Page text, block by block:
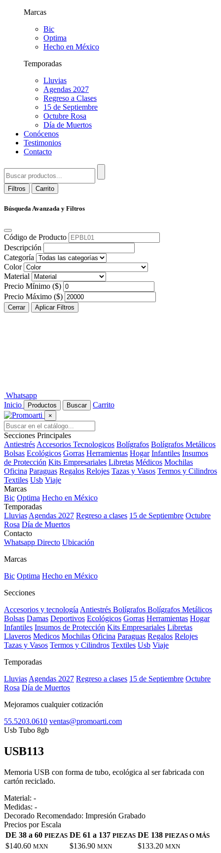
Marcas
Bic
Optima
Hecho en México
Temporadas
Lluvias
Agendas 2027
Regreso a Clases
15 de Septiembre
Octubre Rosa
Día de Muertos
Conócenos
Testimonios
Contacto
Filtros Carrito
Búsqueda Avanzada y Filtros
Código de Producto
Descripción
Categoría
Color
Material
Precio Mínimo ($)
Precio Máximo ($)
Cerrar Aplicar Filtros
Whatsapp
Inicio
Productos Buscar Carrito
×
Secciones Principales
Antiestrés Accesorios Tecnologicos Bolígrafos Bolígrafos Metálicos
Bolsas Ecológicos Gorras Herramientas Hogar Infantiles Insumos
de Protección Kits Empresariales Libretas Médicos Mochilas
Oficina Paraguas Regalos Relojes Tazas y Vasos Termos y Cilindros
Textiles Usb Viaje
Marcas
Bic Optima Hecho en México
Temporadas
Lluvias Agendas 2027 Regreso a clases 15 de Septiembre Octubre
Rosa Día de Muertos
Contacto
Whatsapp Directo Ubicación
Marcas
Bic Optima Hecho en México
Secciones
Accesorios y tecnología Antiestrés Bolígrafos Bolígrafos Metálicos
Bolsas Damas Deportivos Ecológicos Gorras Herramientas Hogar
Infantiles Insumos de Protección Kits Empresariales Libretas
Llaveros Medicos Mochilas Oficina Paraguas Regalos Relojes
Tazas y Vasos Termos y Cilindros Textiles Usb Viaje
Temporadas
Lluvias Agendas 2027 Regreso a clases 15 de Septiembre Octubre
Rosa Día de Muertos
Mejoramos cualquier cotización
55.5203.0610 ventas@promoarti.com
Usb Tubo 8gb
USB113
Memoria USB con forma de tubo, ecológica al ser fabricada con
cartón reciclado.
Material: -
Medidas: -
Decorado Recomendado: Impresión Grabado
Precios por Escala
DE 38 a 60 PIEZAS DE 61 a 137 PIEZAS DE 138 PIEZAS O MÁS
$140.60 MXN $136.90 MXN $133.20 MXN